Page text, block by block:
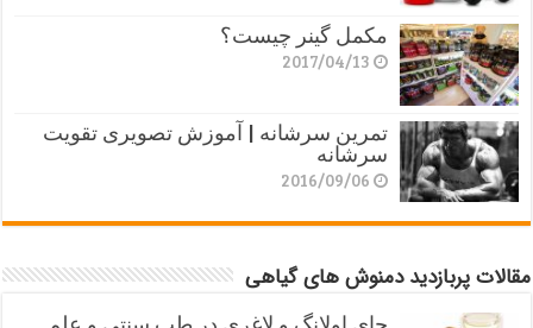
مکمل گینر چیست؟
2017/04/13
تمرین سرشانه | آموزش تصویری تقویت
سرشانه
2016/09/06
مقالات پربازدید دمنوش های گیاهی